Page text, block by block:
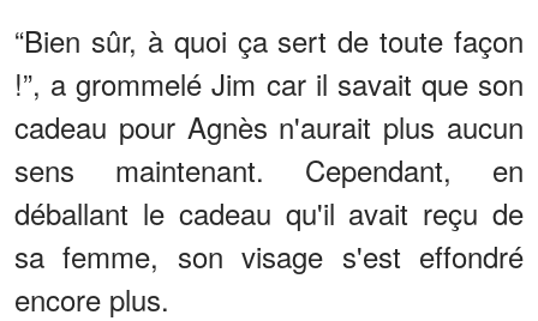
“Bien sûr, à quoi ça sert de toute façon
!”, a grommelé Jim car il savait que son
cadeau pour Agnès n'aurait plus aucun
sens maintenant. Cependant, en
déballant le cadeau qu'il avait reçu de
sa femme, son visage s'est effondré
encore plus.